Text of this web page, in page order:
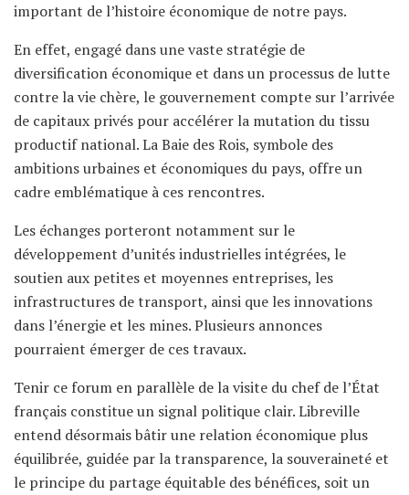
important de l’histoire économique de notre pays.
En effet, engagé dans une vaste stratégie de
diversification économique et dans un processus de lutte
contre la vie chère, le gouvernement compte sur l’arrivée
de capitaux privés pour accélérer la mutation du tissu
productif national. La Baie des Rois, symbole des
ambitions urbaines et économiques du pays, offre un
cadre emblématique à ces rencontres.
Les échanges porteront notamment sur le
développement d’unités industrielles intégrées, le
soutien aux petites et moyennes entreprises, les
infrastructures de transport, ainsi que les innovations
dans l’énergie et les mines. Plusieurs annonces
pourraient émerger de ces travaux.
Tenir ce forum en parallèle de la visite du chef de l’État
français constitue un signal politique clair. Libreville
entend désormais bâtir une relation économique plus
équilibrée, guidée par la transparence, la souveraineté et
le principe du partage équitable des bénéfices, soit un